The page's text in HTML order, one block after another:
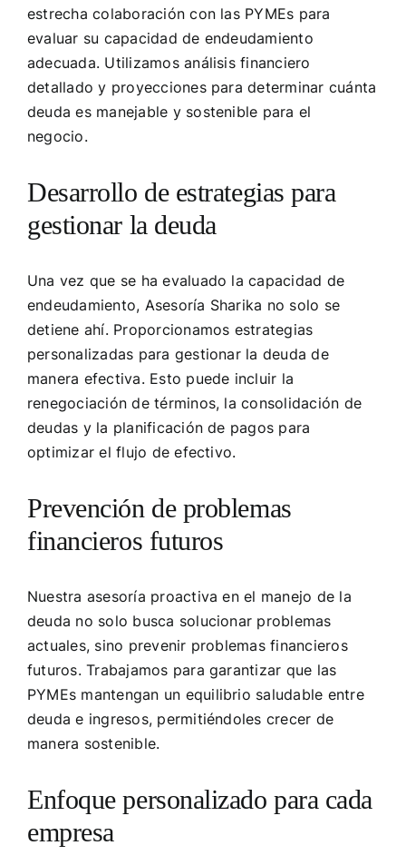
estrecha colaboración con las PYMEs para
evaluar su capacidad de endeudamiento
adecuada. Utilizamos análisis financiero
detallado y proyecciones para determinar cuánta
deuda es manejable y sostenible para el
negocio.
Desarrollo de estrategias para
gestionar la deuda
Una vez que se ha evaluado la capacidad de
endeudamiento, Asesoría Sharika no solo se
detiene ahí. Proporcionamos estrategias
personalizadas para gestionar la deuda de
manera efectiva. Esto puede incluir la
renegociación de términos, la consolidación de
deudas y la planificación de pagos para
optimizar el flujo de efectivo.
Prevención de problemas
financieros futuros
Nuestra asesoría proactiva en el manejo de la
deuda no solo busca solucionar problemas
actuales, sino prevenir problemas financieros
futuros. Trabajamos para garantizar que las
PYMEs mantengan un equilibrio saludable entre
deuda e ingresos, permitiéndoles crecer de
manera sostenible.
Enfoque personalizado para cada
empresa